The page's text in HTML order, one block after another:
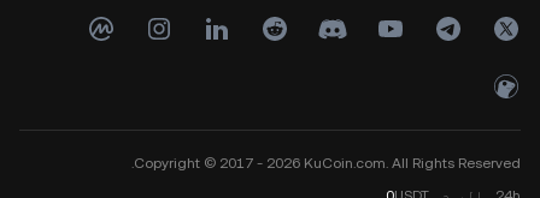
Copyright © 2017 - 2026 KuCoin.com. All Rights Reserved.